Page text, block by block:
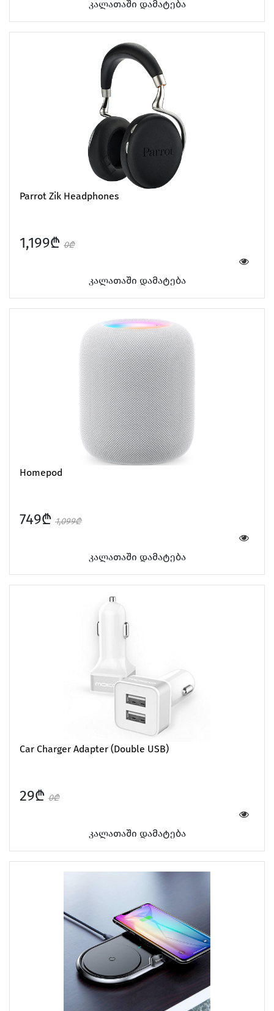
კალათაში დამატება
Parrot Zik Headphones
1,199₾ 0₾
კალათაში დამატება
Homepod
749₾ 1,099₾
კალათაში დამატება
Car Charger Adapter (Double USB)
29₾ 0₾
კალათაში დამატება